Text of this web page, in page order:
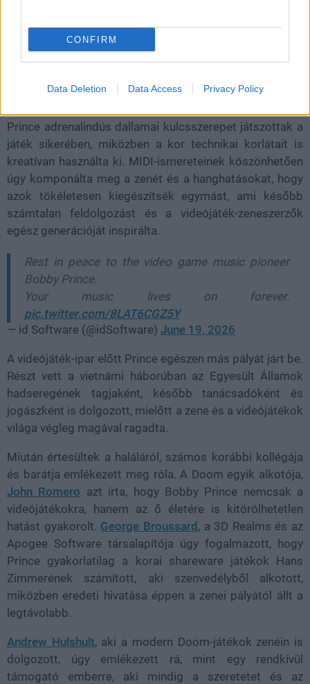
CONFIRM
Data Deletion Data Access Privacy Policy
játékzenéje bekerült az Egyesült Államok Nemzeti
Prince adrenalindús dallamai kulcsszerepet játszottak a
játék sikerében, miközben a kor technikai korlátait is
kreatívan használta ki. MIDI-ismereteinek köszönhetően
úgy komponálta meg a zenét és a hanghatásokat, hogy
azok tökéletesen kiegészítsék egymást, ami később
számtalan feldolgozást és a videójáték-zeneszerzők
egész generációját inspirálta.
Rest in peace to the video game music pioneer
Bobby Prince.
Your music lives on forever.
pic.twitter.com/8LAT6CGZ5Y
— id Software (@idSoftware) June 19, 2026
A videójáték-ipar előtt Prince egészen más pályát járt be.
Részt vett a vietnámi háborúban az Egyesült Államok
hadseregének tagjaként, később tanácsadóként és
jogászként is dolgozott, mielőtt a zene és a videójátékok
világa végleg magával ragadta.
Miután értesültek a haláláról, számos korábbi kollégája
és barátja emlékezett meg róla. A Doom egyik alkotója,
John Romero azt írta, hogy Bobby Prince nemcsak a
videójátékokra, hanem az ő életére is kitörölhetetlen
hatást gyakorolt. George Broussard, a 3D Realms és az
Apogee Software társalapítója úgy fogalmazott, hogy
Prince gyakorlatilag a korai shareware játékok Hans
Zimmerének számított, aki szenvedélyből alkotott,
miközben eredeti hivatása éppen a zenei pályától állt a
legtávolabb.
Andrew Hulshult, aki a modern Doom-játékok zenéin is
dolgozott, úgy emlékezett rá, mint egy rendkívül
támogató emberre, aki mindig a szeretetet és az